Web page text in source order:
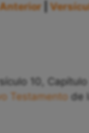
10,
Testamento de